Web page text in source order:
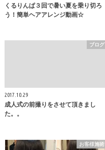
くるりんぱ３回で暑い夏を乗り切ろ
う！簡単ヘアアレンジ動画☆
ブログ
2017.10.29
成人式の前撮りをさせて頂きまし
た。。
お客様施術